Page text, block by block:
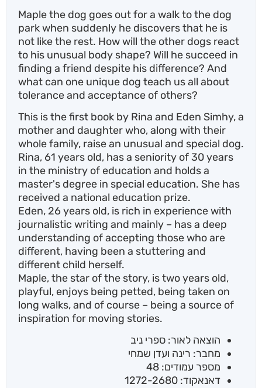
Maple the dog goes out for a walk to the dog
park when suddenly he discovers that he is
not like the rest. How will the other dogs react
to his unusual body shape? Will he succeed in
finding a friend despite his difference? And
what can one unique dog teach us all about
tolerance and acceptance of others?
This is the first book by Rina and Eden Simhy, a
mother and daughter who, along with their
whole family, raise an unusual and special dog.
Rina, 61 years old, has a seniority of 30 years
in the ministry of education and holds a
master's degree in special education. She has
received a national education prize.
Eden, 26 years old, is rich in experience with
journalistic writing and mainly – has a deep
understanding of accepting those who are
different, having been a stuttering and
different child herself.
Maple, the star of the story, is two years old,
playful, enjoys being petted, being taken on
long walks, and of course – being a source of
inspiration for moving stories.
הוצאה לאור: ספרי ניב
מחבר: רינה ועדן שמחי
מספר עמודים: 48
דאנאקוד: 1272-2680